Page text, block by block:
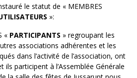
le statut de « MEMBRES
»:
« PARTICIPANTS » regroupant les
associations adhérentes et les
dans l’activité de l’association, ont
participent à l’Assemblée Générale